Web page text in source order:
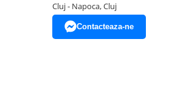
Cluj - Napoca, Cluj
Contacteaza-ne